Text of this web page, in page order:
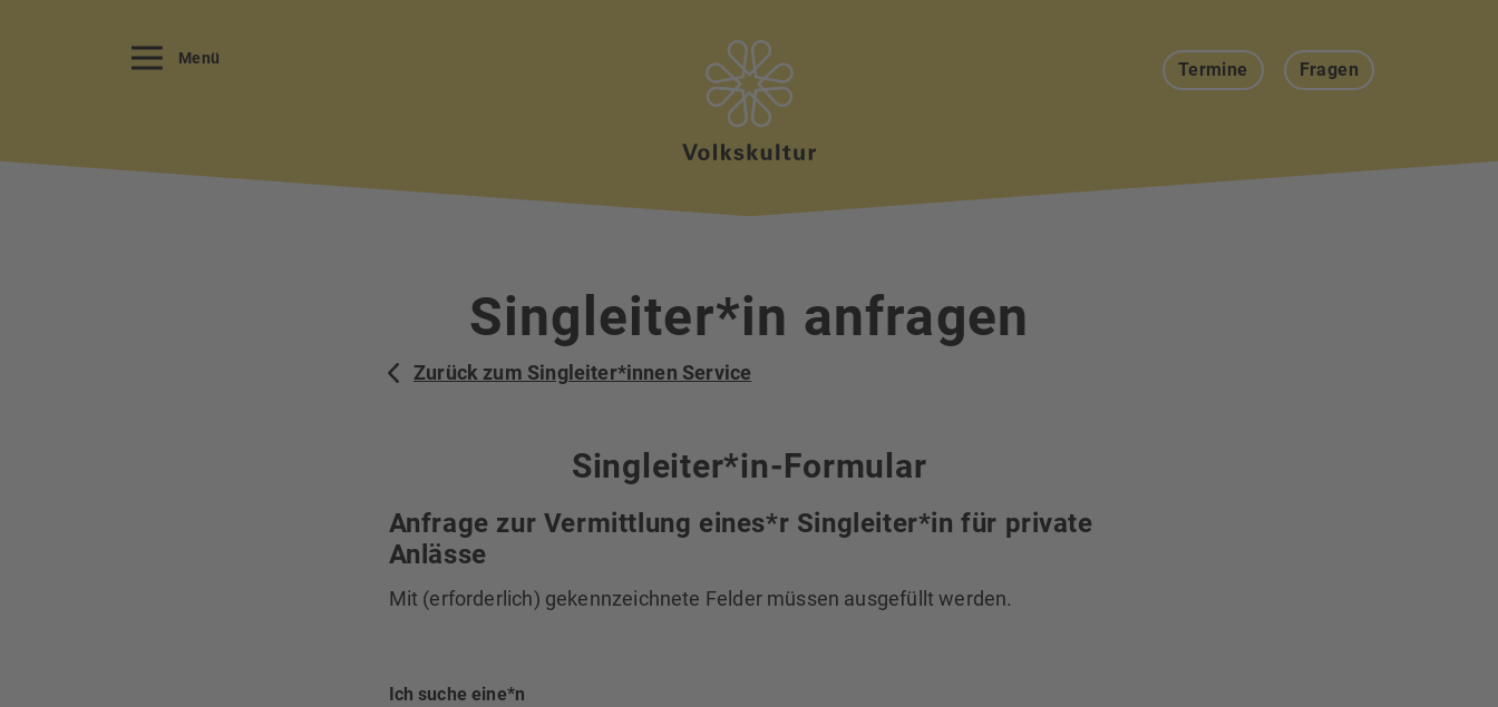
Menü
Termine Fragen
Singleiter*in anfragen
Zurück zum Singleiter*innen Service
Singleiter*in-Formular
Anfrage zur Vermittlung eines*r Singleiter*in für private
Anlässe
Mit (erforderlich) gekennzeichnete Felder müssen ausgefüllt werden.
Ich suche eine*n